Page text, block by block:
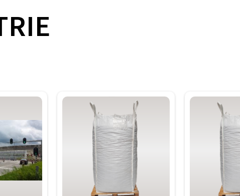
Dit
meerdere
variaties.
Dit
meerdere
variaties.